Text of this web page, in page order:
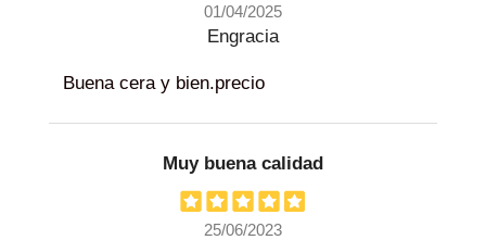
01/04/2025
Engracia
Buena cera y bien.precio
Muy buena calidad
25/06/2023